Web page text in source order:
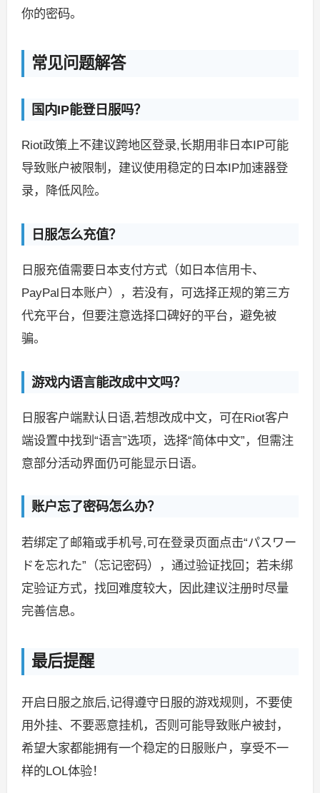
你的密码。
常见问题解答
国内IP能登日服吗？
Riot政策上不建议跨地区登录,长期用非日本IP可能
导致账户被限制，建议使用稳定的日本IP加速器登
录，降低风险。
日服怎么充值？
日服充值需要日本支付方式（如日本信用卡、
PayPal日本账户），若没有，可选择正规的第三方
代充平台，但要注意选择口碑好的平台，避免被
骗。
游戏内语言能改成中文吗？
日服客户端默认日语,若想改成中文，可在Riot客户
端设置中找到“语言”选项，选择“简体中文”，但需注
意部分活动界面仍可能显示日语。
账户忘了密码怎么办？
若绑定了邮箱或手机号,可在登录页面点击“パスワー
ドを忘れた”（忘记密码），通过验证找回；若未绑
定验证方式，找回难度较大，因此建议注册时尽量
完善信息。
最后提醒
开启日服之旅后,记得遵守日服的游戏规则，不要使
用外挂、不要恶意挂机，否则可能导致账户被封，
希望大家都能拥有一个稳定的日服账户，享受不一
样的LOL体验！